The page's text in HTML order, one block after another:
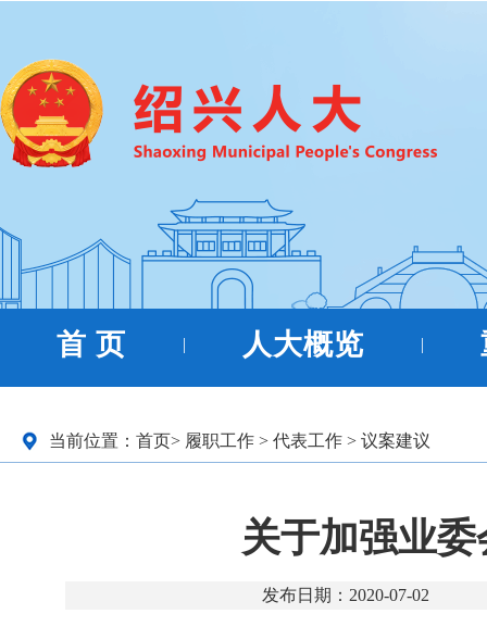
首 页 | 人大概览 |
当前位置： 首页> 履职工作 > 代表工作 > 议案建议
关于加强业
发布日期：2020-07-02